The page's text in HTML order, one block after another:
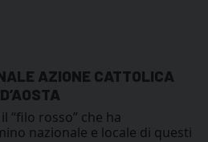
AZIONE CATTOLICA
“filo rosso” che ha
nazionale e locale di questi